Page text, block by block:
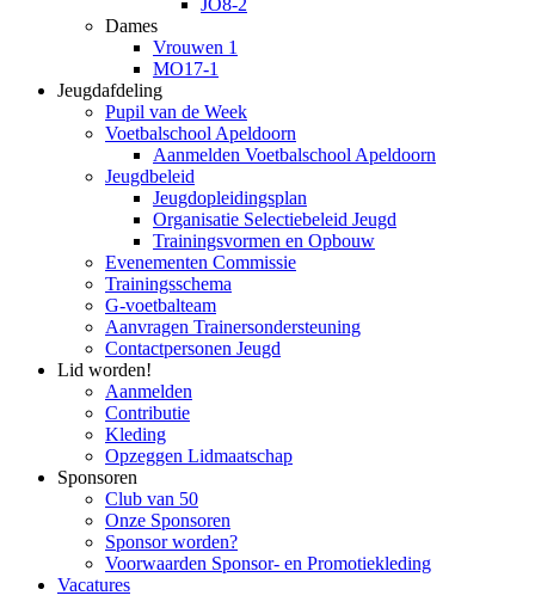
JO8-2
Dames
Vrouwen 1
MO17-1
Jeugdafdeling
Pupil van de Week
Voetbalschool Apeldoorn
Aanmelden Voetbalschool Apeldoorn
Jeugdbeleid
Jeugdopleidingsplan
Organisatie Selectiebeleid Jeugd
Trainingsvormen en Opbouw
Evenementen Commissie
Trainingsschema
G-voetbalteam
Aanvragen Trainersondersteuning
Contactpersonen Jeugd
Lid worden!
Aanmelden
Contributie
Kleding
Opzeggen Lidmaatschap
Sponsoren
Club van 50
Onze Sponsoren
Sponsor worden?
Voorwaarden Sponsor- en Promotiekleding
Vacatures